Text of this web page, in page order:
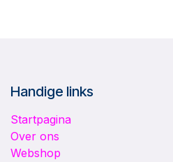
Handige links
Startpagina
Over ons
Webshop